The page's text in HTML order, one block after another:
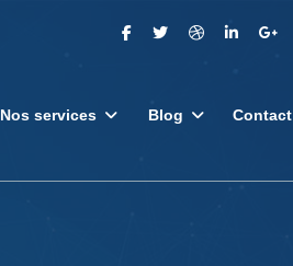
Nos services Blog Contact